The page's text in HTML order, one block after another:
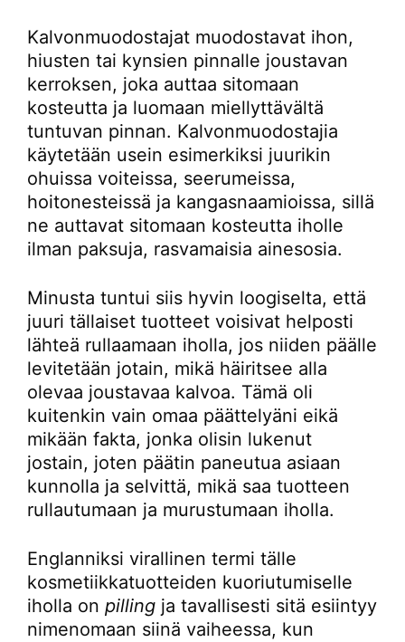
Kalvonmuodostajat muodostavat ihon,
hiusten tai kynsien pinnalle joustavan
kerroksen, joka auttaa sitomaan
kosteutta ja luomaan miellyttävältä
tuntuvan pinnan. Kalvonmuodostajia
käytetään usein esimerkiksi juurikin
ohuissa voiteissa, seerumeissa,
hoitonesteissä ja kangasnaamioissa, sillä
ne auttavat sitomaan kosteutta iholle
ilman paksuja, rasvamaisia ainesosia.
Minusta tuntui siis hyvin loogiselta, että
juuri tällaiset tuotteet voisivat helposti
lähteä rullaamaan iholla, jos niiden päälle
levitetään jotain, mikä häiritsee alla
olevaa joustavaa kalvoa. Tämä oli
kuitenkin vain omaa päättelyäni eikä
mikään fakta, jonka olisin lukenut
jostain, joten päätin paneutua asiaan
kunnolla ja selvittä, mikä saa tuotteen
rullautumaan ja murustumaan iholla.
Englanniksi virallinen termi tälle
kosmetiikkatuotteiden kuoriutumiselle
iholla on pilling ja tavallisesti sitä esiintyy
nimenomaan siinä vaiheessa, kun